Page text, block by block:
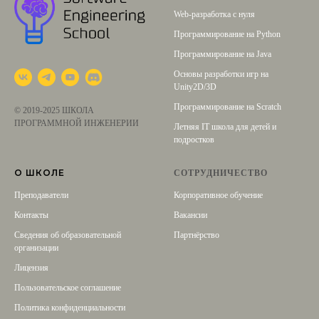
© 2019-2025 ШКОЛА
ПРОГРАММНОЙ ИНЖЕНЕРИИ
Web-разработка с нуля
Программирование на Python
Программирование на Java
Основы разработки игр на
Unity2D/3D
Программирование на Scratch
Летняя IT школа для детей и
подростков
О ШКОЛЕ
Преподаватели
Контакты
Сведения об образовательной
организации
Лицензия
Пользовательское соглашение
Политика конфиденциальности
СОТРУДНИЧЕСТВО
Корпоративное обучение
Вакансии
Партнёрство